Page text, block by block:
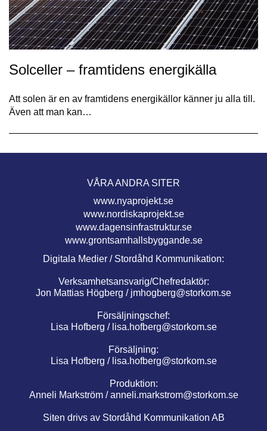
Solceller – framtidens energikälla
Att solen är en av framtidens energikällor känner ju alla till.
Även att man kan…
VÅRA ANDRA SITER
www.nyaprojekt.se
www.nordiskaprojekt.se
www.dagensinfrastruktur.se
www.grontsamhallsbyggande.se
Digitala Medier / Stordåhd Kommunikation:
Verksamhetsansvarig/Chefredaktör:
Jon Mattias Högberg / jmhogberg@storkom.se
Försäljningschef:
Lisa Hofberg / lisa.hofberg@storkom.se
Försäljning:
Lisa Hofberg / lisa.hofberg@storkom.se
Produktion:
Anneli Markström /anneli.markstrom@storkom.se
Siten drivs av Stordåhd Kommunikation AB